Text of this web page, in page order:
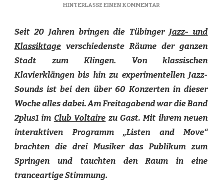
HINTERLASSE EINEN KOMMENTARZU
MIT
VIEL
SCHLAGWERK
Seit 20 Jahren bringen die TübingerJazz- und
Klassiktage verschiedenste Räume der ganzen
Stadt zum Klingen. Von klassischen
Klavierklängen bis hin zu experimentellen Jazz-
Sounds ist bei den über 60 Konzerten in dieser
Woche alles dabei. Am Freitagabend war die Band
2plus1 im Club Voltaire zu Gast. Mit ihrem neuen
interaktiven Programm „Listen and Move“
brachten die drei Musiker das Publikum zum
Springen und tauchten den Raum in eine
tranceartige Stimmung.